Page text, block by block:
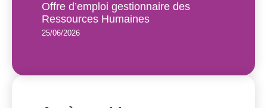
Offre d’emploi gestionnaire des
Ressources Humaines
25/06/2026